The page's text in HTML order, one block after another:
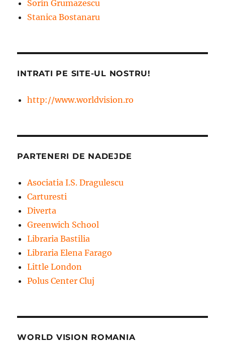
Sorin Grumazescu
Stanica Bostanaru
INTRATI PE SITE-UL NOSTRU!
http://www.worldvision.ro
PARTENERI DE NADEJDE
Asociatia I.S. Dragulescu
Carturesti
Diverta
Greenwich School
Libraria Bastilia
Libraria Elena Farago
Little London
Polus Center Cluj
WORLD VISION ROMANIA